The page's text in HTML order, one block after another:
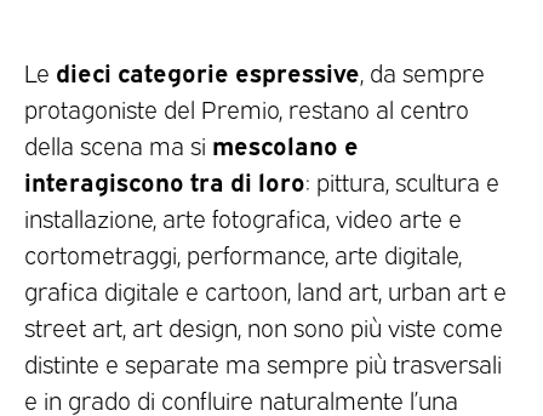
Le dieci categorie espressive , da sempre
protagoniste del Premio, restano al centro
della scena ma si mescolano e
interagiscono tra di loro: pittura, scultura e
installazione, arte fotografica, video arte e
cortometraggi, performance, arte digitale,
grafica digitale e cartoon, land art, urban art e
street art, art design, non sono più viste come
distinte e separate ma sempre più trasversali
e in grado di confluire naturalmente l’una